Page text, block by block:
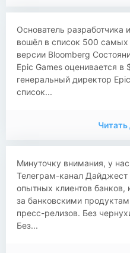
​​Основатель разработчика
вошёл в список 500
версии Bloomberg
Epic Games оценивается
генеральный директор
список...
​​Минуточку внимания, у
Телеграм-канал Дайджест
опытных клиентов банков,
за банковскими
пресс-релизов. Без
Без...